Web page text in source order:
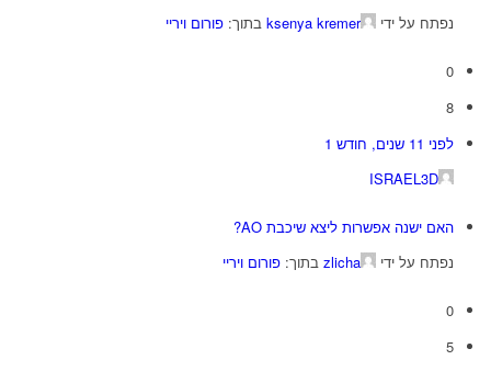
נפתח על ידי
ksenya kremer בתוך: פורום ויריי
0
8
לפני 11 שנים, חודש 1
ISRAEL3D
האם ישנה אפשרות ליצא שיכבת AO?
נפתח על ידי
zlicha בתוך: פורום ויריי
0
5